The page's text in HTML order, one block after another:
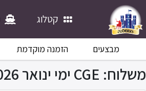
קטלוג
מבצעים הזמנה מוקדמת
משלוח: CGE ימי ינואר 2026